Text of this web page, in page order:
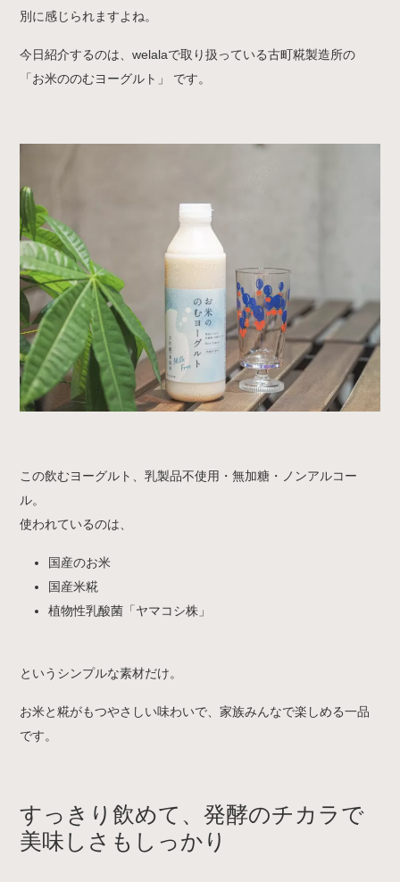
別に感じられますよね。
今日紹介するのは、welalaで取り扱っている古町糀製造所の
「お米ののむヨーグルト」 です。
この飲むヨーグルト、乳製品不使用・無加糖・ノンアルコー
ル。
使われているのは、
国産のお米
国産米糀
植物性乳酸菌「ヤマコシ株」
というシンプルな素材だけ。
お米と糀がもつやさしい味わいで、家族みんなで楽しめる一品
です。
すっきり飲めて、発酵のチカラで
美味しさもしっかり